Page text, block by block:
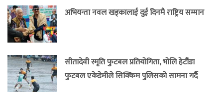
अभियन्ता नवल खड्कालाई दुई दिनमै राष्ट्रिय सम्मान
सीतादेवी स्मृति फुटबल प्रतियोगिता, भोलि हेटौंडा
फुटबल एकेडेमीले सिक्किम पुलिसको सामना गर्दै